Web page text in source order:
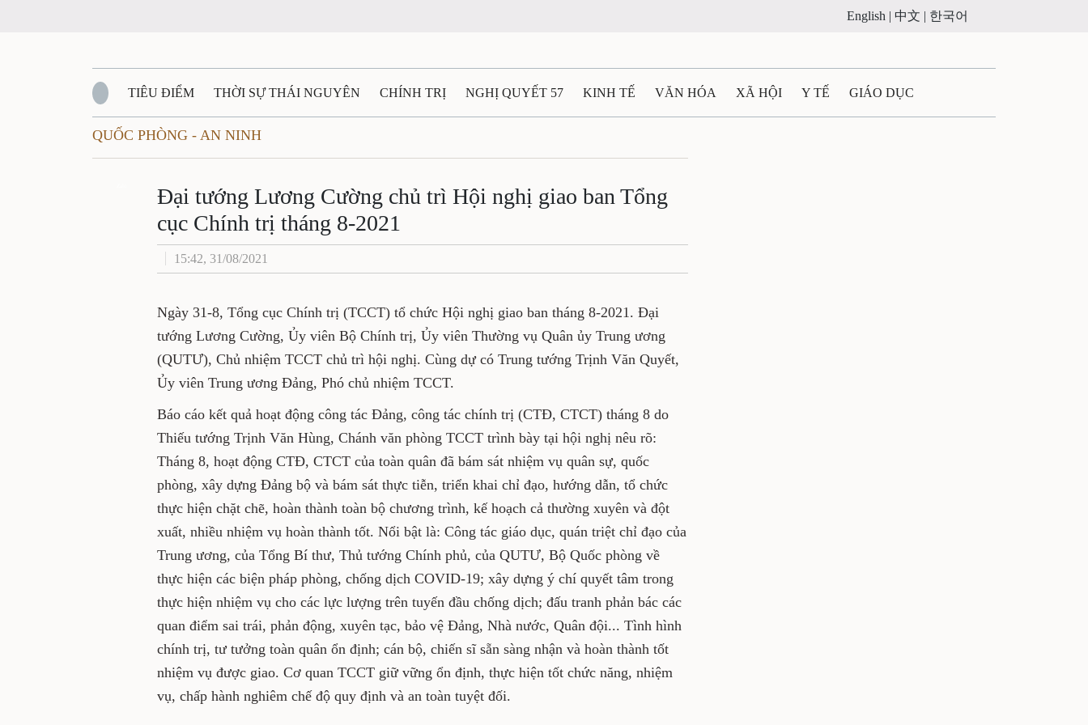
English | 中文 | 한국어
TIÊU ĐIỂM THỜI SỰ THÁI NGUYÊN CHÍNH TRỊ NGHỊ QUYẾT 57 KINH TẾ VĂN HÓA XÃ HỘI Y TẾ GIÁO DỤC
QUỐC PHÒNG - AN NINH
QUÊ HƯƠNG - ĐẤT NƯỚC QUỐC TẾ TÀI NGUYÊN - MÔI TRƯỜNG THỂ THAO THÔNG TIN - QUẢNG CÁO
VĂN BẢN, CHÍNH SÁCH MỚI VĂN NGHỆ THÁI NGUYÊN
QUỐC PHÒNG - AN NINH
Đại tướng Lương Cường chủ trì Hội nghị giao
ban Tổng cục Chính trị tháng 8-2021
15:42, 31/08/2021
Ngày 31-8, Tổng cục Chính trị (TCCT) tổ chức Hội nghị giao ban tháng 8-
2021. Đại tướng Lương Cường, Ủy viên Bộ Chính trị, Ủy viên Thường vụ
Quân ủy Trung ương (QUTƯ), Chủ nhiệm TCCT chủ trì hội nghị. Cùng dự
có Trung tướng Trịnh Văn Quyết, Ủy viên Trung ương Đảng, Phó chủ
nhiệm TCCT.
Báo cáo kết quả hoạt động công tác Đảng, công tác chính trị (CTĐ, CTCT)
tháng 8 do Thiếu tướng Trịnh Văn Hùng, Chánh văn phòng TCCT trình
bày tại hội nghị nêu rõ: Tháng 8, hoạt động CTĐ, CTCT của toàn quân đã
bám sát nhiệm vụ quân sự, quốc phòng, xây dựng Đảng bộ và bám sát
thực tiễn, triển khai chỉ đạo, hướng dẫn, tổ chức thực hiện chặt chẽ, hoàn
thành toàn bộ chương trình, kế hoạch cả thường xuyên và đột xuất, nhiều
nhiệm vụ hoàn thành tốt. Nổi bật là: Công tác giáo dục, quán triệt chỉ đạo
của Trung ương, của Tổng Bí thư, Thủ tướng Chính phủ, của QUTƯ, Bộ
Quốc phòng về thực hiện các biện pháp phòng, chống dịch COVID-19; xây
dựng ý chí quyết tâm trong thực hiện nhiệm vụ cho các lực lượng trên
tuyến đầu chống dịch; đấu tranh phản bác các quan điểm sai trái, phản
động, xuyên tạc, bảo vệ Đảng, Nhà nước, Quân đội... Tình hình chính trị,